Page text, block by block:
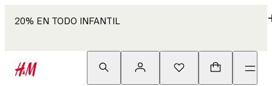
20% EN TODO INFANTIL